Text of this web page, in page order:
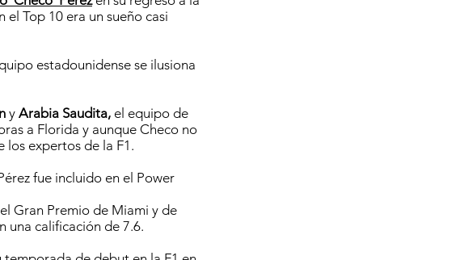
el Top 10 era un sueño casi
estadounidense se ilusiona
y Arabia Saudita, el equipo de
a Florida y aunque Checo no
los expertos de la F1.
fue incluido en el Power
Gran Premio de Miami y de
una calificación de 7.6.